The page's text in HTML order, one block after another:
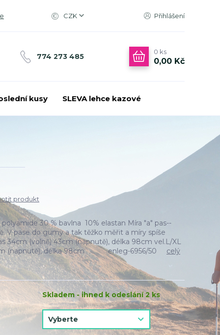
CZK Přihlášení
774 273 485
0 ks
0,00 Kč
kusy SLEVA lehce kazové
produkt
30 % bavlna 10% elastan Míra "a" pas--
V pase do gumy a tak těžko měřit a míry spíše
34cm (volně) 43cm (napnutě), délka 98cm vel.L/XL
(napnutě), délka 98cm enleg-6956/50 celý
Skladem - ihned k odeslání 2 ks